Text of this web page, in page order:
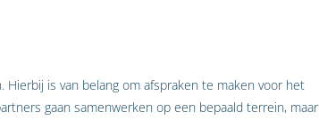
is van belang om afspraken te maken voor het
gaan samenwerken op een bepaald terrein, maar